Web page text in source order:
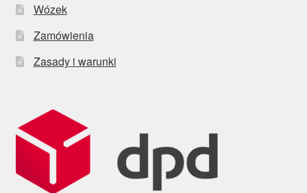
Wózek
Zamówienia
Zasady i warunki